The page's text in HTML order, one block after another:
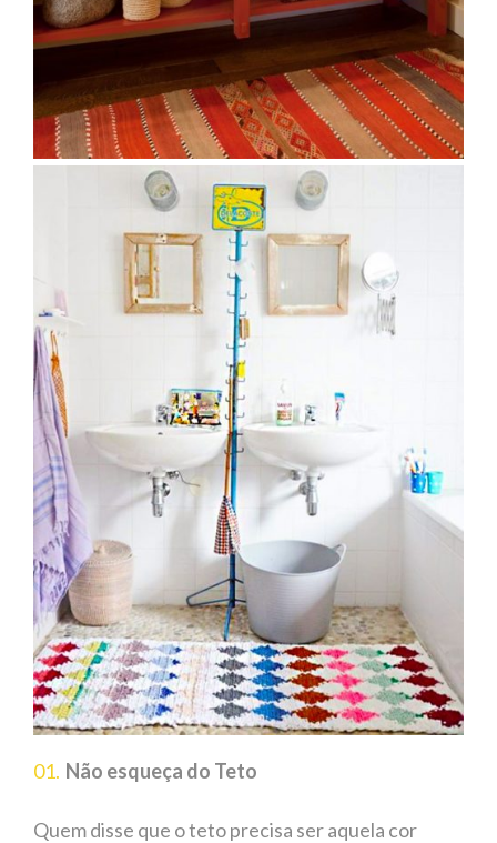
Não esqueça do Teto
Quem disse que o teto precisa ser aquela cor